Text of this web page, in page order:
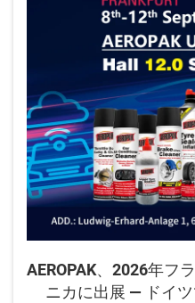
AEROPAK、2026年フ
ニカに出展 — ドイ